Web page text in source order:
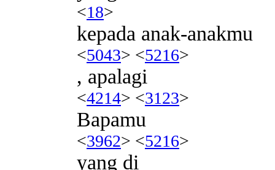
<18>
kepada anak-anakmu
<5043> <5216>
, apalagi
<4214> <3123>
Bapamu
<3962> <5216>
yang di